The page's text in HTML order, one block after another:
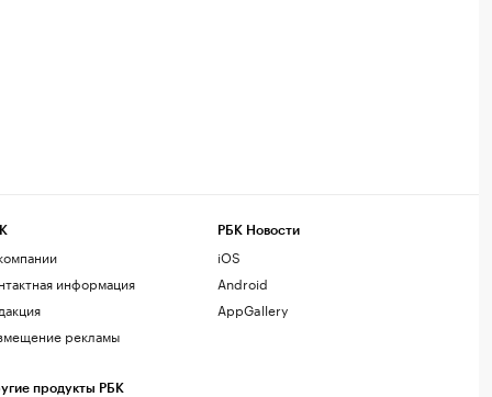
информация
рекламы
продукты РБК
РБК Новости
iOS
Android
AppGallery